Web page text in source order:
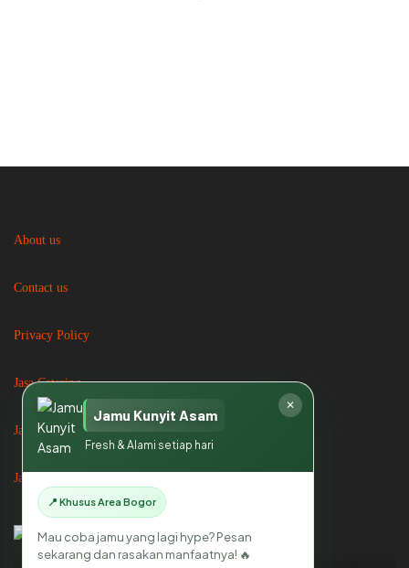
About us
Contact us
Privacy Policy
Jasa Catering
Jasa Catering di Bogor
Jasa Catering di Jakarta